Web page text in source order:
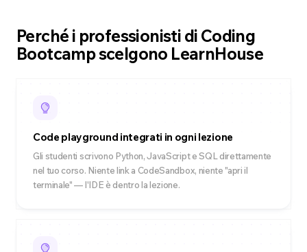
Perché i professionisti di Coding
Bootcamp scelgono LearnHouse
Code playground integrati in ogni lezione
Gli studenti scrivono Python, JavaScript e SQL direttamente
nel tuo corso. Niente link a CodeSandbox, niente "apri il
terminale" — l'IDE è dentro la lezione.